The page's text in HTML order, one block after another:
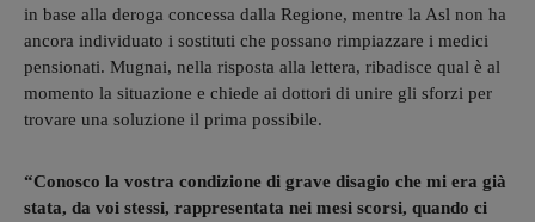
in base alla deroga concessa dalla Regione, mentre la Asl non ha
ancora individuato i sostituti che possano rimpiazzare i medici
pensionati. Mugnai, nella risposta alla lettera, ribadisce qual è al
momento la situazione e chiede ai dottori di unire gli sforzi per
trovare una soluzione il prima possibile.
“Conosco la vostra condizione di grave disagio che mi era già
stata, da voi stessi, rappresentata nei mesi scorsi, quando ci